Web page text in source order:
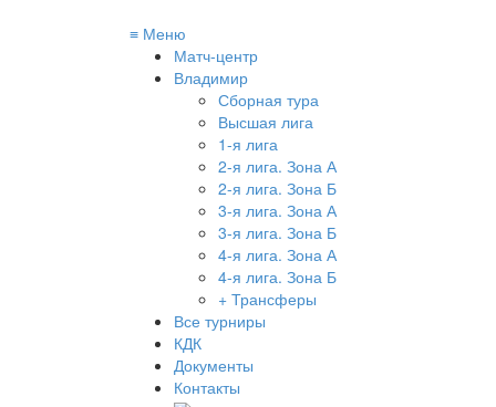
≡ Меню
Матч-центр
Владимир
Сборная тура
Высшая лига
1-я лига
2-я лига. Зона А
2-я лига. Зона Б
3-я лига. Зона А
3-я лига. Зона Б
4-я лига. Зона А
4-я лига. Зона Б
+ Трансферы
Все турниры
КДК
Документы
Контакты